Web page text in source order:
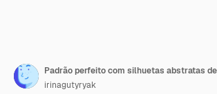
irinagutyryak